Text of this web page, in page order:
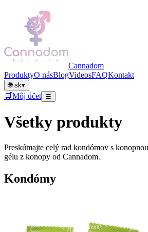
Cannadom
ProduktyO násBlogVideosFAQKontakt
🌐sk▾
🛒Môj účet ☰
Všetky produkty
Preskúmajte celý rad kondómov s
gélu z konopy od Cannadom.
Kondómy